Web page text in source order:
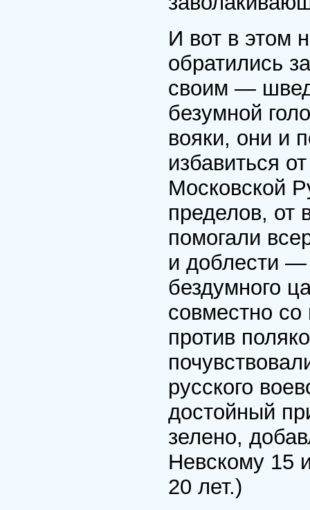
И вот в этом
обратились
своим —
безумной
вояки, они и
избавиться
Московской
пределов, от
помогали
и доблести
бездумного
совместно
против
русского
достойный
зелено,
Невскому 15
20 лет.)